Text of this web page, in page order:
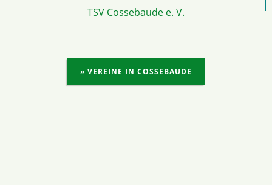
TSV Cossebaude e. V.
» VEREINE IN COSSEBAUDE